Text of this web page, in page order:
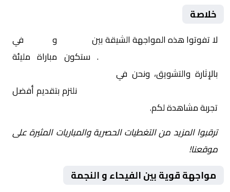
خلاصة
لا تفوتوا هذه المواجهة الشيقة بين والنجمة
في
. ستكون مباراة مليئة
بالإثارة والتشويق، ونحن في
نلتزم بتقديم أفضل
تجربة مشاهدة لكم.
ترقبوا المزيد من التغطيات الحصرية والمباريات المثيرة على
موقعنا!
مواجهة قوية بين الفيحاء و النجمة